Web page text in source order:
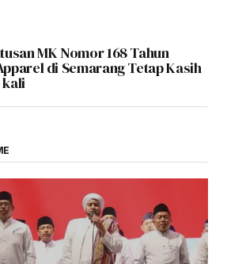
MK Nomor 168 Tahun
di Semarang Tetap Kasih
kali